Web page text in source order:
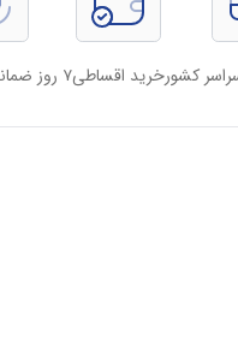
کشورخرید اقساطی۷ روز ضمانت بازگشت کالا